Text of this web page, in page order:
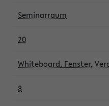
Seminarraum
20
Whiteboard, Fenster,
8